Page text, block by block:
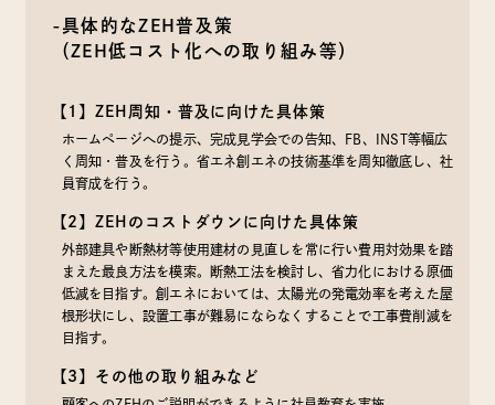
-具体的なZEH普及策
（ZEH低コスト化への取り組み等）
【1】ZEH周知・普及に向けた具体策
ホームページへの提示、完成見学会での告知、FB、INST等幅広
く周知・普及を行う。省エネ創エネの技術基準を周知徹底し、社
員育成を行う。
【2】ZEHのコストダウンに向けた具体策
外部建具や断熱材等使用建材の見直しを常に行い費用対効果を踏
まえた最良方法を模索。断熱工法を検討し、省力化における原価
低減を目指す。創エネにおいては、太陽光の発電効率を考えた屋
根形状にし、設置工事が難易にならなくすることで工事費削減を
目指す。
【3】その他の取り組みなど